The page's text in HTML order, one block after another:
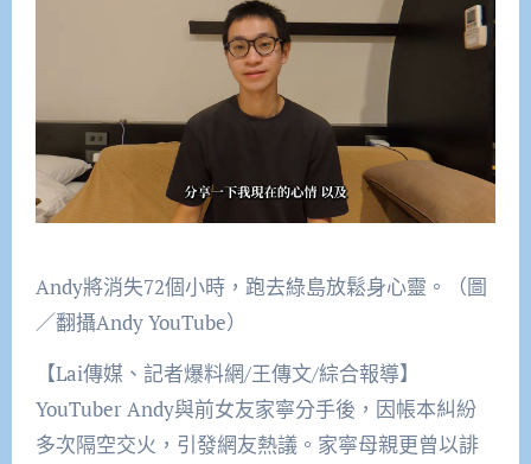
Andy將消失72個小時，跑去綠島放鬆身心靈。（圖
／翻攝Andy YouTube）
【Lai傳媒、記者爆料網/王傳文/綜合報導】
YouTuber Andy與前女友家寧分手後，因帳本糾紛
多次隔空交火，引發網友熱議。家寧母親更曾以誹